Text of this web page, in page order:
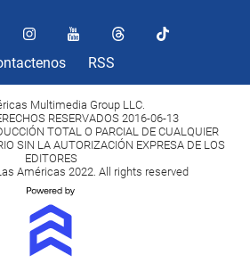
RSS
Multimedia Group LLC.
RESERVADOS 2016-06-13
TOTAL O PARCIAL DE CUALQUIER
SIN LA AUTORIZACIÓN EXPRESA DE LOS
EDITORES
Américas 2022. All rights reserved